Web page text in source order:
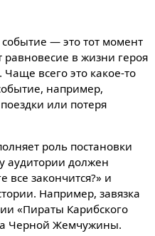
— это тот момент
в жизни героя
Чаще всего это какое-то
например,
или потеря
роль постановки
аудитории должен
все закончится?» и
Например, завязка
«Пираты Карибского
Черной Жемчужины.